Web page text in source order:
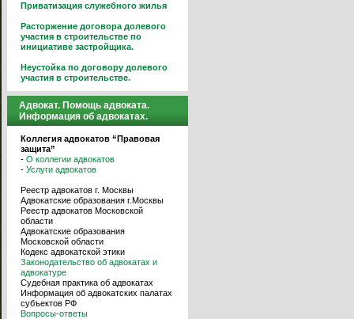
Приватизация служебного жилья
Расторжение договора долевого
участия в строительстве по
инициативе застройщика.
Неустойка по договору долевого
участия в строительстве.
Адвокат. Помощь адвоката.
Информация об адвокатах.
Коллегия адвокатов “Правовая
защита”
- О коллегии адвокатов
- Услуги адвокатов
Реестр адвокатов г. Москвы
Адвокатские образования г.Москвы
Реестр адвокатов Московской
области
Адвокатские образования
Московской области
Кодекс адвокатской этики
Законодательство об адвокатах и
адвокатуре
Судебная практика об адвокатах
Информация об адвокатских палатах
субъектов РФ
Вопросы-ответы